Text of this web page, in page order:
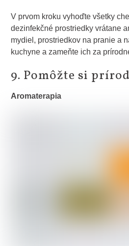
V prvom kroku vyhoďte všetky
dezinfekčné prostriedky vrátane
mydiel, prostriedkov na pranie a
kuchyne a zameňte ich za
9. Pomôžte si
Aromaterapia